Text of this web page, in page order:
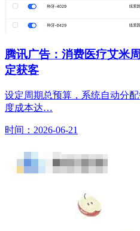
腾讯广告：消费医疗艾米
定获客
设定周期总预算，系统自动分
度成本达…
时间：2026-06-21